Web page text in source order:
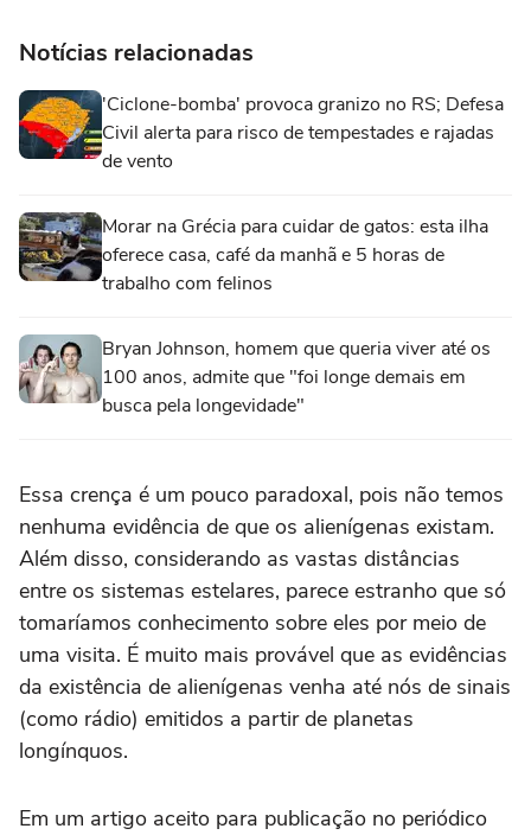
Notícias relacionadas
'Ciclone-bomba' provoca granizo no RS; Defesa
Civil alerta para risco de tempestades e rajadas
de vento
Morar na Grécia para cuidar de gatos: esta ilha
oferece casa, café da manhã e 5 horas de
trabalho com felinos
Bryan Johnson, homem que queria viver até os
100 anos, admite que "foi longe demais em
busca pela longevidade"
Essa crença é um pouco paradoxal, pois não temos
nenhuma evidência de que os alienígenas existam.
Além disso, considerando as vastas distâncias
entre os sistemas estelares, parece estranho que só
tomaríamos conhecimento sobre eles por meio de
uma visita. É muito mais provável que as evidências
da existência de alienígenas venha até nós de sinais
(como rádio) emitidos a partir de planetas
longínquos.
Em um artigo aceito para publicação no periódico